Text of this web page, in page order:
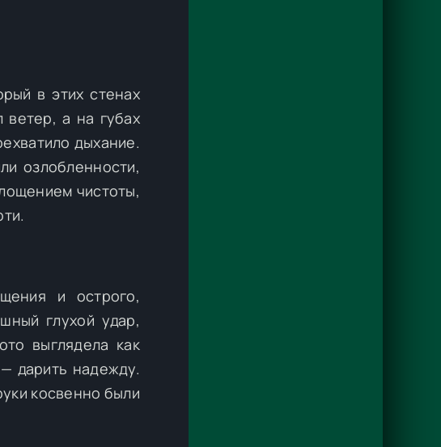
в этих стенах
ветер, а на губах
дыхание.
озлобленности,
чистоты,
и острого,
глухой удар,
выглядела как
дарить надежду.
косвенно были